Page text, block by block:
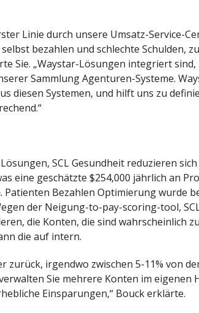
Linie durch unsere Umsatz-Service-
bezahlen und schlechte Schulden,
Sie. „Waystar-Lösungen integriert sind,
Sammlung Agenturen-Systeme.
diesen Systemen, und hilft uns zu
SCL Gesundheit reduzieren
eine geschätzte $254,000 jährlich an
Patienten Bezahlen Optimierung wurde
der Neigung-to-pay-scoring-tool,
die Konten, die sind wahrscheinlich
die auf intern.
zurück, irgendwo zwischen 5-11% von
Sie mehrere Konten im eigenen
Einsparungen,“ Bouck erklärte.